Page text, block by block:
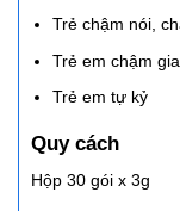
Trẻ chậm nói,
Trẻ em chậm
Trẻ em tự kỷ
Quy cách
Hộp 30 gói x 3g